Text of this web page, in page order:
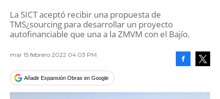
La SICT aceptó recibir una propuesta de
TMS¿sourcing para desarrollar un proyecto
autofinanciable que una a la ZMVM con el Bajío.
mar 15 febrero 2022 04:03 PM
Añadir Expansión Obras en Google